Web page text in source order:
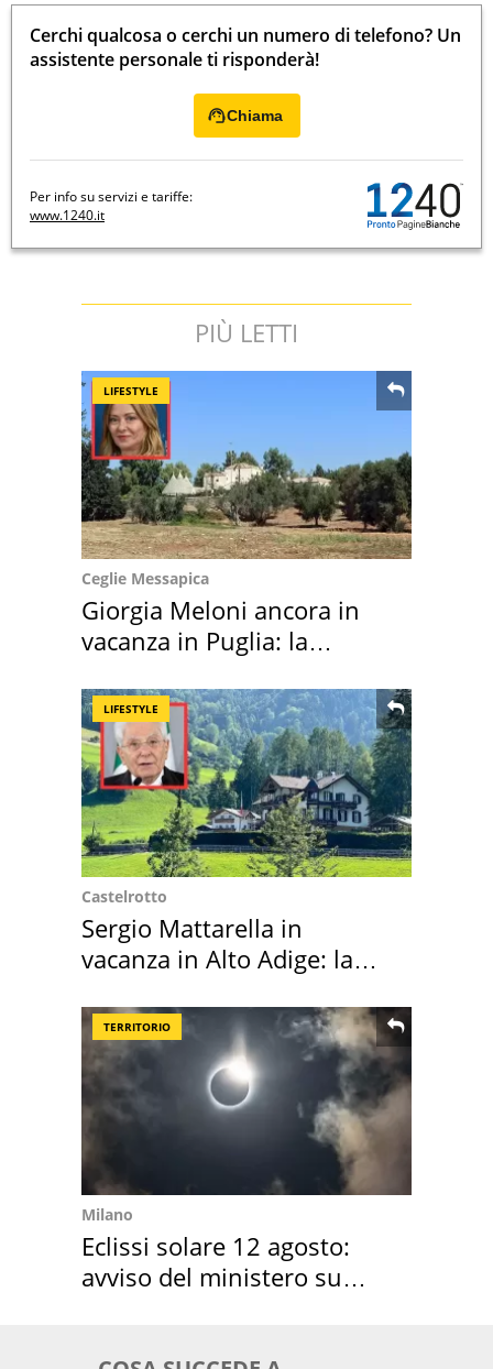
Cerchi qualcosa o cerchi un numero di telefono? Un
assistente personale ti risponderà!
Chiama
Per info su servizi e tariffe:
www.1240.it
PIÙ LETTI
LIFESTYLE
Ceglie Messapica
Giorgia Meloni ancora in
vacanza in Puglia: la
LIFESTYLE
Castelrotto
Sergio Mattarella in
vacanza in Alto Adige: la
TERRITORIO
Milano
Eclissi solare 12 agosto:
avviso del ministero su